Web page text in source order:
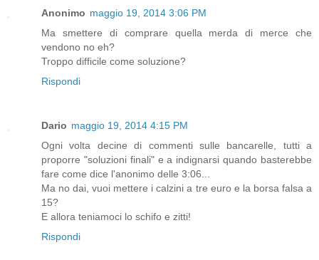
Anonimo maggio 19, 2014 3:06 PM
Ma smettere di comprare quella merda di merce che
vendono no eh?
Troppo difficile come soluzione?
Rispondi
Dario maggio 19, 2014 4:15 PM
Ogni volta decine di commenti sulle bancarelle, tutti a
proporre "soluzioni finali" e a indignarsi quando basterebbe
fare come dice l'anonimo delle 3:06...
Ma no dai, vuoi mettere i calzini a tre euro e la borsa falsa a
15?
E allora teniamoci lo schifo e zitti!
Rispondi